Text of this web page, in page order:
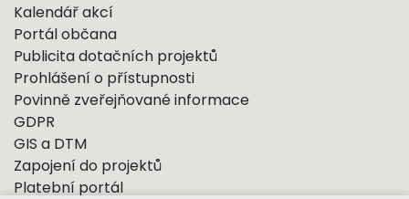
Kalendář akcí
Portál občana
Publicita dotačních projektů
Prohlášení o přístupnosti
Povinně zveřejňované informace
GDPR
GIS a DTM
Zapojení do projektů
Platební portál